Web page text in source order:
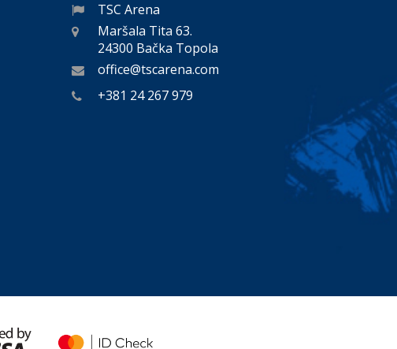
TSC Arena
Maršala Tita 63.
24300 Bačka Topola
office@tscarena.com
+381 24 267 979